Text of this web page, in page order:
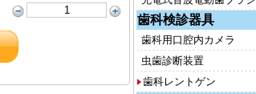
歯科検診器具
歯科用口腔内カメラ
虫歯診断装置
歯科レントゲン